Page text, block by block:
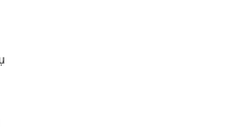
cảnh quay. Màn hình QLED ứng
tăng độ chính xác và độ bão